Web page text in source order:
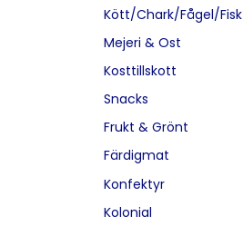
Kött/Chark/Fågel/Fisk
Mejeri & Ost
Kosttillskott
Snacks
Frukt & Grönt
Färdigmat
Konfektyr
Kolonial